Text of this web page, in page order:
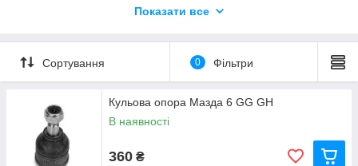
стежити за пилком шарової. Коли з'являється тріщина,
проникає пил, бруд і вода, що, працюючи, як абразив швидко
руйнує вклади, призводить до непридатності вузол. Не
знехтуйте можливістю перевірити стан пилку, коли машина
працює на службі або підйомнику.
Показати все
Сортування 0 Фільтри
Кульова опора Мазда 6 GG GH
В наявності
360 ₴